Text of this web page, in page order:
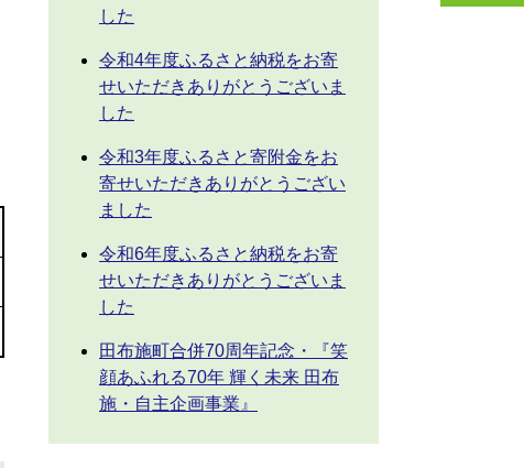
した
令和4年度ふるさと納税をお寄
せいただきありがとうございま
した
令和3年度ふるさと寄附金をお
寄せいただきありがとうござい
ました
令和6年度ふるさと納税をお寄
せいただきありがとうございま
した
田布施町合併70周年記念・『笑
顔あふれる70年 輝く未来 田布
施・自主企画事業』